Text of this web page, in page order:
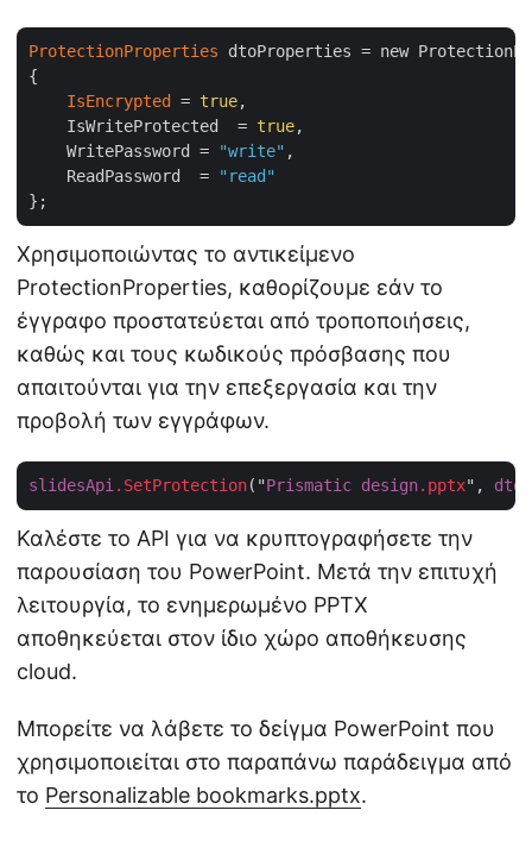
ProtectionProperties dtoProperties = new
{
IsEncrypted
= true,
    IsWriteProtected  =
true,
    WritePassword =
"write" ,
    ReadPassword  =
"read"
Χρησιμοποιώντας το αντικείμενο
ProtectionProperties, καθορίζουμε εάν το
έγγραφο προστατεύεται από τροποποιήσεις,
καθώς και τους κωδικούς πρόσβασης που
απαιτούνται για την επεξεργασία και την
προβολή των εγγράφων.
slidesApi .SetProtection("Prismatic design.pptx",
Καλέστε το API για να κρυπτογραφήσετε την
παρουσίαση του PowerPoint. Μετά την επιτυχή
λειτουργία, το ενημερωμένο PPTX
αποθηκεύεται στον ίδιο χώρο αποθήκευσης
cloud.
Μπορείτε να λάβετε το δείγμα PowerPoint που
χρησιμοποιείται στο παραπάνω παράδειγμα από
το Personalizable bookmarks.pptx.